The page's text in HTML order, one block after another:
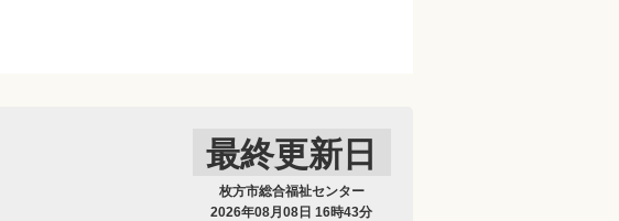
最終更新日
枚方市総合福祉センター
2026年08月08日 16時43分